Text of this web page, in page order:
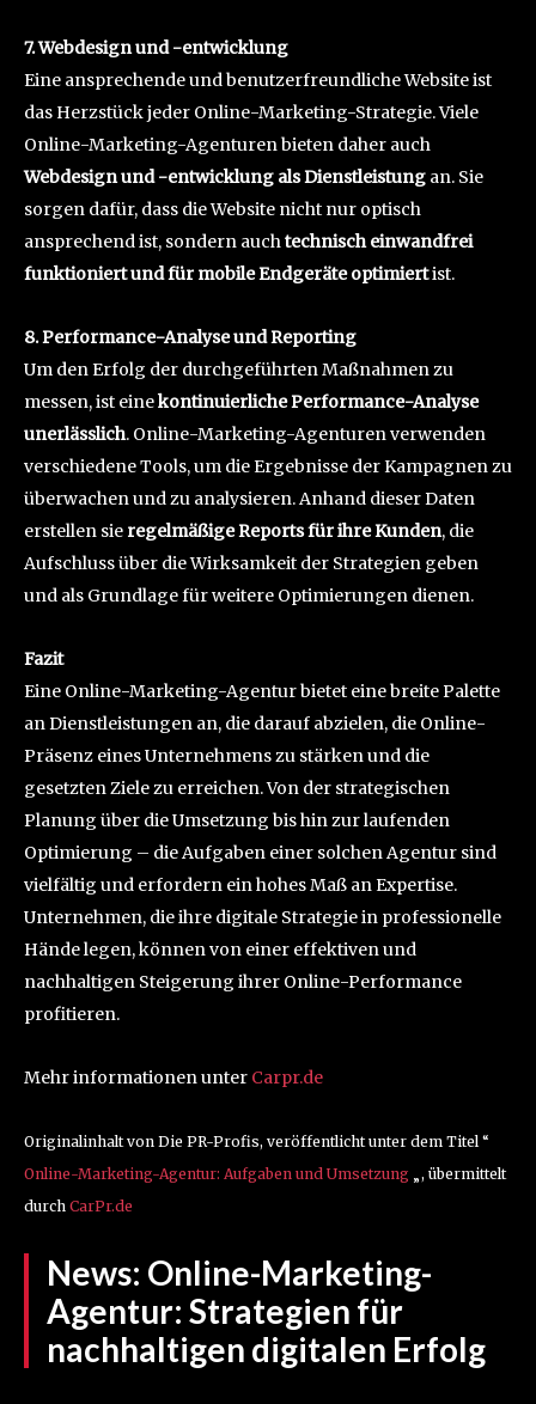
7. Webdesign und -entwicklung
Eine ansprechende und benutzerfreundliche Website ist
das Herzstück jeder Online-Marketing-Strategie. Viele
Online-Marketing-Agenturen bieten daher auch
Webdesign und -entwicklung als Dienstleistung an. Sie
sorgen dafür, dass die Website nicht nur optisch
ansprechend ist, sondern auchtechnisch einwandfrei
funktioniert und für mobile Endgeräte optimiertist.
8. Performance-Analyse und Reporting
Um den Erfolg der durchgeführten Maßnahmen zu
messen, ist einekontinuierliche Performance-Analyse
unerlässlich. Online-Marketing-Agenturen verwenden
verschiedene Tools, um die Ergebnisse der Kampagnen zu
überwachen und zu analysieren. Anhand dieser Daten
erstellen sie regelmäßige Reports für ihre Kunden, die
Aufschluss über die Wirksamkeit der Strategien geben
und als Grundlage für weitere Optimierungen dienen.
Fazit
Eine Online-Marketing-Agentur bietet eine breite Palette
an Dienstleistungen an, die darauf abzielen, die Online-
Präsenz eines Unternehmens zu stärken und die
gesetzten Ziele zu erreichen. Von der strategischen
Planung über die Umsetzung bis hin zur laufenden
Optimierung – die Aufgaben einer solchen Agentur sind
vielfältig und erfordern ein hohes Maß an Expertise.
Unternehmen, die ihre digitale Strategie in professionelle
Hände legen, können von einer effektiven und
nachhaltigen Steigerung ihrer Online-Performance
profitieren.
Mehr informationen unter Carpr.de
Originalinhalt von Die PR-Profis, veröffentlicht unter dem Titel “
Online-Marketing-Agentur: Aufgaben und Umsetzung „, übermittelt
durch CarPr.de
News: Online-Marketing-
Agentur: Strategien für
nachhaltigen digitalen Erfolg